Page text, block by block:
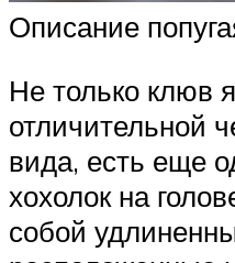
Описание
Не только клюв
отличительной
вида, есть еще
хохолок на
собой